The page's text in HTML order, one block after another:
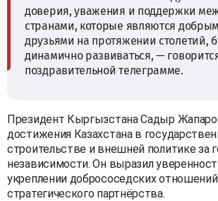
доверия, уважения и поддержки
странами, которые являются
друзьями на протяжении столетий,
динамично развиваться, —
поздравительной телеграмме.
Президент Кыргызстана Садыр
достижения Казахстана в
строительстве и внешней политике за
независимости. Он выразил
укреплении добрососедских
стратегического партнёрства.